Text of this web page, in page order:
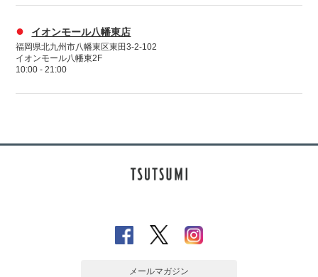
● イオンモール八幡東店
福岡県北九州市八幡東区東田3-2-102
イオンモール八幡東2F
10:00 - 21:00
メールマガジン